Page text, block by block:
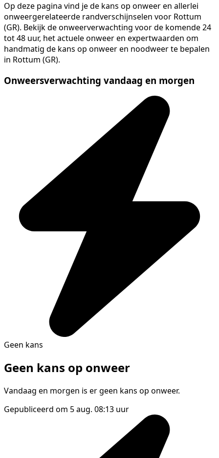
Op deze pagina vind je de kans op onweer en allerlei
onweergerelateerde randverschijnselen voor Rottum
(GR). Bekijk de onweerverwachting voor de komende 24
tot 48 uur, het actuele onweer en expertwaarden om
handmatig de kans op onweer en noodweer te bepalen
in Rottum (GR).
Onweersverwachting vandaag en morgen
Geen kans
Geen kans op onweer
Vandaag en morgen is er geen kans op onweer.
Gepubliceerd om 5 aug. 08:13 uur